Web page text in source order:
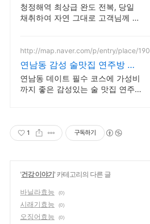
정 완도의 신선함을 그대로
청정해역 최상급 완도 전복, 당일
채취하여 자연 그대로 고객님께 보
http://map.naver.com/p/entry/place/
연남동 감성 술맛집 연주방 연
남동 데이트의 필수 코스!
연남동 데이트 필수 코스에 가성비
까지 좋은 감성있는 술 맛집 연주
1 구독하기
'건강 이야기' 카테고리의 다른 글
바닐라효능 (0)
시래기효능 (0)
오징어효능 (0)